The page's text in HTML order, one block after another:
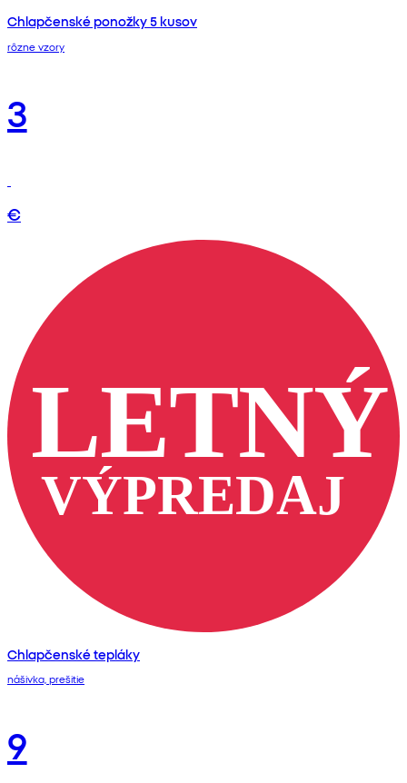
Chlapčenské ponožky 5 kusov
rôzne vzory
3
€
Chlapčenské tepláky
nášivka, prešitie
9